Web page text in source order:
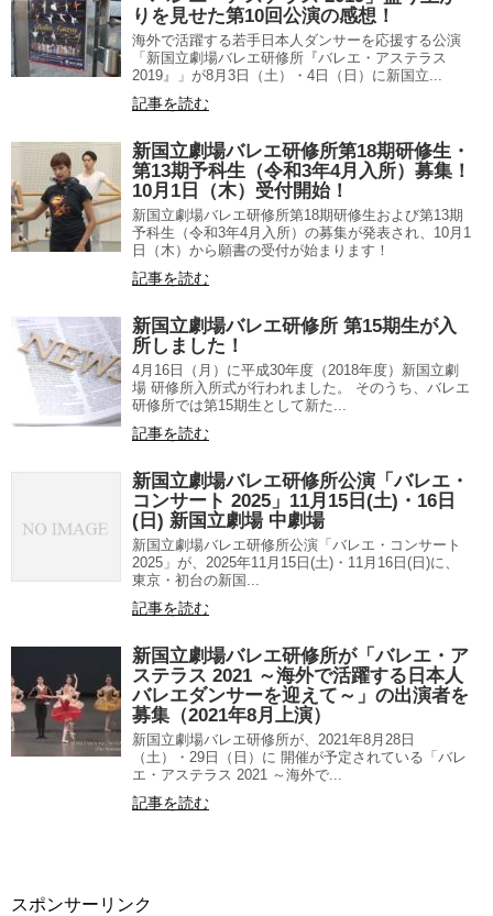
りを見せた第10回公演の感想！
海外で活躍する若手日本人ダンサーを応援する公演
「新国立劇場バレエ研修所『バレエ・アステラス
2019』」が8月3日（土）・4日（日）に新国立...
記事を読む
新国立劇場バレエ研修所第18期研修生・
第13期予科生（令和3年4月入所）募集！
10⽉1⽇（木）受付開始！
新国立劇場バレエ研修所第18期研修生および第13期
予科生（令和3年4月入所）の募集が発表され、10⽉1
⽇（木）から願書の受付が始まります！
記事を読む
新国立劇場バレエ研修所 第15期生が入
所しました！
4月16日（月）に平成30年度（2018年度）新国立劇
場 研修所入所式が行われました。 そのうち、バレエ
研修所では第15期生として新た...
記事を読む
新国立劇場バレエ研修所公演「バレエ・
コンサート 2025」11月15日(土)・16日
(日) 新国立劇場 中劇場
新国立劇場バレエ研修所公演「バレエ・コンサート
2025」が、2025年11月15日(土)・11月16日(日)に、
東京・初台の新国...
記事を読む
新国立劇場バレエ研修所が「バレエ・ア
ステラス 2021 ～海外で活躍する日本人
バレエダンサーを迎えて～」の出演者を
募集（2021年8月上演）
新国立劇場バレエ研修所が、2021年8月28日
（土）・29日（日）に 開催が予定されている「バレ
エ・アステラス 2021 ～海外で...
記事を読む
スポンサーリンク